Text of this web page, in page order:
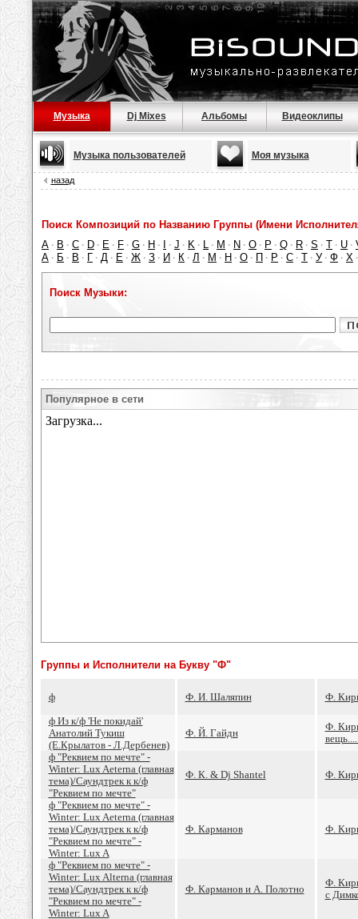
Музыка Dj Mixes Альбомы Видеоклипы
Музыка пользователей Моя музыка
назад
Поиск Композиций по Названию Группы (Имени
A · B · C · D · E · F · G · H · · J · K · L · M · N · O · P · Q · R · S · T · U ·
А · Б · В · Г · Д · Е · Ж · З · И · К · Л · М · Н · О · П · Р · С · Т · У · Ф · Х
Поиск Музыки:
Популярное в сети
Группы и Исполнители на Букву "Ф"
ф Ф. И. Шаляпин
Ф.
ф Из к/ф 'Не покидай'
Анатолий Тукиш
(Е.Крылатов - Л.Дербенев)
Ф. Й. Гайдн
Ф.
ф "Реквием по мечте" -
Winter: Lux Aeterna (главная
тема)/Саундтрек к к/ф
"Реквием по мечте"
Ф. К. & Dj Shantel Ф.
ф "Реквием по мечте" -
Winter: Lux Aeterna (главная
тема)/Саундтрек к к/ф
"Реквием по мечте" -
Winter: Lux A
Ф. Карманов Ф.
ф "Реквием по мечте" -
Winter: Lux Alterna (главная
тема)/Саундтрек к к/ф
"Реквием по мечте" -
Winter: Lux A
Ф. Карманов и А. Полотно
Ф.
с